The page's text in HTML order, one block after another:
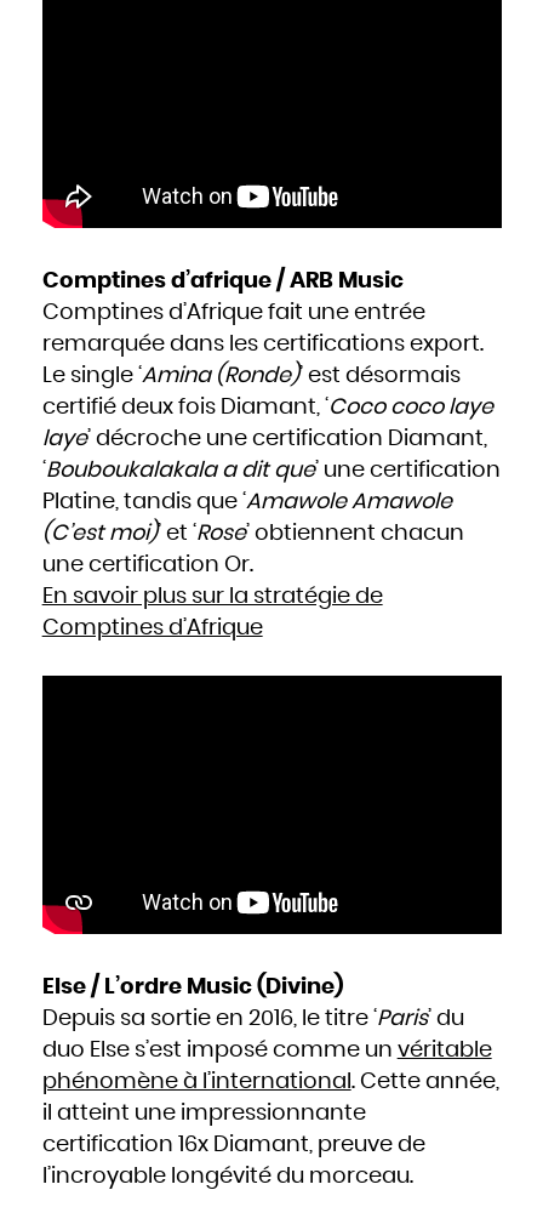
Comptines d’afrique / ARB Music
Comptines d’Afrique fait une entrée
remarquée dans les certifications export.
Le single ‘Amina (Ronde)’ est désormais
certifié deux fois Diamant, ‘Coco coco laye
laye’ décroche une certification Diamant,
‘Bouboukalakala a dit que’ une certification
Platine, tandis que ‘Amawole Amawole
(C’est moi)’ et ‘Rose’ obtiennent chacun
une certification Or.
En savoir plus sur la stratégie de
Comptines d’Afrique
Else / L’ordre Music (Divine)
Depuis sa sortie en 2016, le titre ‘Paris’ du
duo Else s’est imposé comme un véritable
phénomène à l’international . Cette année,
il atteint une impressionnante
certification 16x Diamant, preuve de
l’incroyable longévité du morceau.